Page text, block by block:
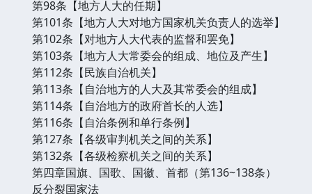
第98条【地方人大的任期】
第101条【地方人大对地方国家机关负责人的选举】
第102条【对地方人大代表的监督和罢免】
第103条【地方人大常委会的组成、地位及产生】
第112条【民族自治机关】
第113条【自治地方的人大及其常委会的组成】
第114条【自治地方的政府首长的人选】
第116条【自治条例和单行条例】
第127条【各级审判机关之间的关系】
第132条【各级检察机关之间的关系】
第四章国旗、国歌、国徽、首都（第136~138条）
反分裂国家法